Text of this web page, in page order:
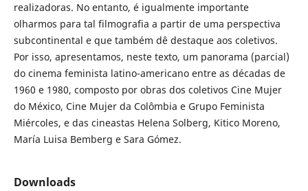
realizadoras. No entanto, é igualmente importante
olharmos para tal filmografia a partir de uma perspectiva
subcontinental e que também dê destaque aos coletivos.
Por isso, apresentamos, neste texto, um panorama (parcial)
do cinema feminista latino-americano entre as décadas de
1960 e 1980, composto por obras dos coletivos Cine Mujer
do México, Cine Mujer da Colômbia e Grupo Feminista
Miércoles, e das cineastas Helena Solberg, Kitico Moreno,
María Luisa Bemberg e Sara Gómez.
Downloads